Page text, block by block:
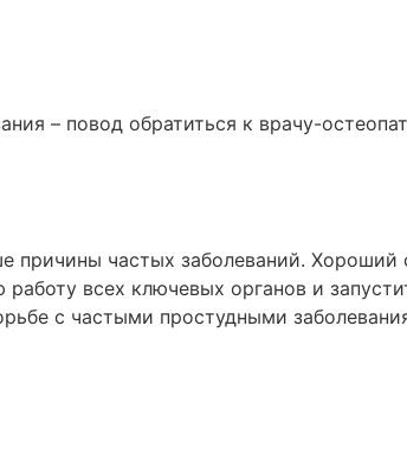
– повод обратиться к врачу-
причины частых заболеваний. Хороший
всех ключевых органов и
с частыми простудными